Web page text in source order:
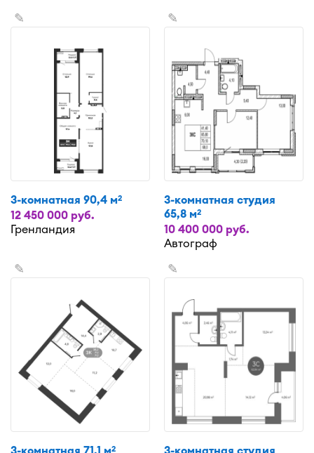
✎
3-комнатная 90,4 м2
12 450 000 руб.
Гренландия
✎
3-комнатная студия
65,8 м2
10 400 000 руб.
Автограф
✎
3-комнатная 71,1 м2
✎
3-комнатная студия